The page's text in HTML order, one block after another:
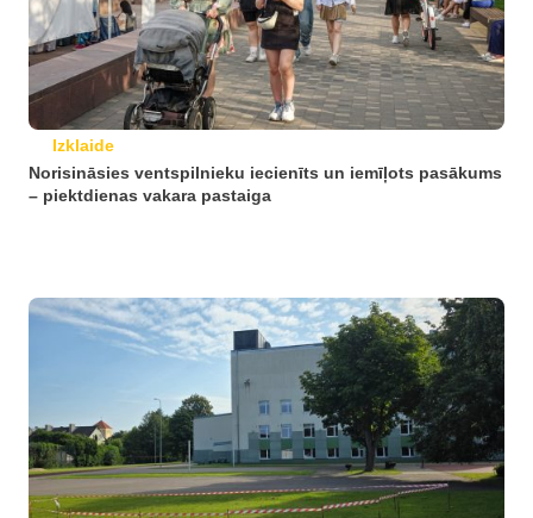
Izklaide
Norisināsies ventspilnieku iecienīts un iemīļots pasākums
– piektdienas vakara pastaiga